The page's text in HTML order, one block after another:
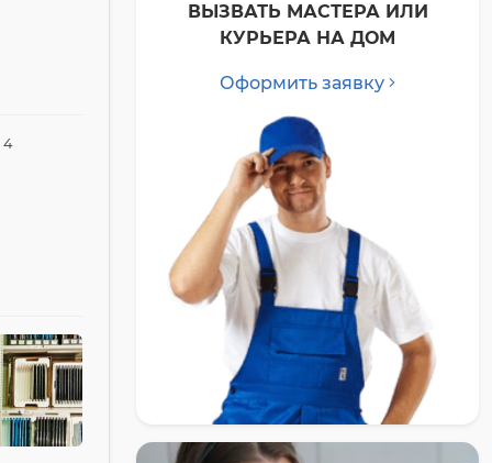
4
ВЫЗВАТЬ МАСТЕРА ИЛИ
КУРЬЕРА НА ДОМ
Оформить заявку